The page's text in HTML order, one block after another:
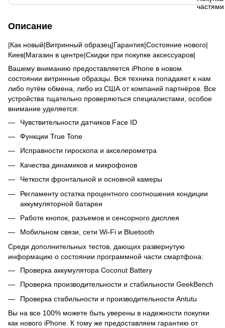
Описание
|Как новый|Витринный образец|Гарантия|Состояние нового|
Киев|Магазин в центре|Скидки при покупке аксессуаров|
Вашему вниманию предоставляется iPhone в новом
состоянии витринные образцы. Вся техника попадаяет к нам
либо путём обмена, либо из США от компаний партнёров. Все
устройства тщательно проверяються специалистами, особое
внимание уделяется:
Чувствительности датчиков Face ID
Функции True Tone
Исправности гироскопа и акселерометра
Качества динамиков и микрофонов
Четкости фронтальной и основной камеры
Регламенту остатка процентного соотношения кондиции
аккумуляторной батареи
Работе кнопок, разъемов и сенсорного дисплея
Мобильном связи, сети Wi-Fi и Bluetooth
Среди дополнительных тестов, дающих развернутую
информацию о состоянии программной части смартфона:
Проверка аккумулятора Coconut Battery
Проверка производительности и стабильности GeekBench
Проверка стабильности и производительности Antutu
Вы на все 100% можете быть уверены в надежности покупки
как нового iPhone. К тому же предоставляем гарантию от